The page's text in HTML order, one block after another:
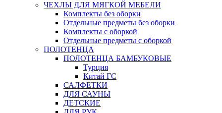
ЧЕХЛЫ ДЛЯ МЯГКОЙ МЕБЕЛИ
Комплекты без оборки
Отдельные предметы без оборки
Комплекты с оборкой
Отдельные предметы с оборкой
ПОЛОТЕНЦА
ПОЛОТЕНЦА БАМБУКОВЫЕ
Турция
Китай ГС
САЛФЕТКИ
ДЛЯ САУНЫ
ДЕТСКИЕ